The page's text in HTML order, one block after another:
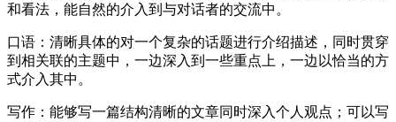
和看法，能自然的介入到与对话者的交流中。
口语：清晰具体的对一个复杂的话题进行介绍描述，同时贯穿
到相关联的主题中，一边深入到一些重点上，一边以恰当的方
式介入其中。
写作：能够写一篇结构清晰的文章同时深入个人观点；可以写